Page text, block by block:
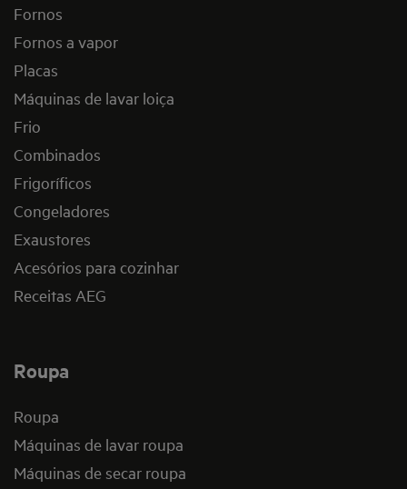
Fornos
Fornos a vapor
Placas
Máquinas de lavar loiça
Frio
Combinados
Frigoríficos
Congeladores
Exaustores
Acesórios para cozinhar
Receitas AEG
Roupa
Roupa
Máquinas de lavar roupa
Máquinas de secar roupa